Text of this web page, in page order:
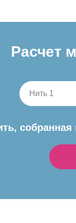
Нить 1
Расчет
собранная